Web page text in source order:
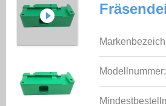
Modellnummer: